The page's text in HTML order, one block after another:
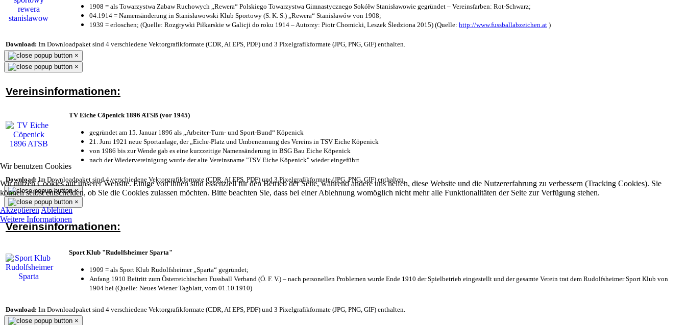
Wir benutzen Cookies
Wir nutzen Cookies auf unserer Website. Einige von ihnen sind essenziell für den Betrieb der Seite, während andere uns helfen, diese Website und die Nutzererfahrung zu verbessern (Tracking Cookies). Sie
können selbst entscheiden, ob Sie die Cookies zulassen möchten. Bitte beachten Sie, dass bei einer Ablehnung womöglich nicht mehr alle Funktionalitäten der Seite zur Verfügung stehen.
AkzeptierenAblehnen
Weitere Informationen
1908 = als Towarzystwa Zabaw Ruchowych „Rewera“ Polskiego Towarzystwa Gimnastycznego Sokółw Stanisławowie gegründet – Vereinsfarben: Rot-Schwarz;
04.1914 = Namensänderung in Stanisławowski Klub Sportowy (S. K. S.) „Rewera“ Stanisławów von 1908;
1939 = erloschen; (Quelle: Rozgrywki Piłkarskie w Galicji do roku 1914 – Autorzy: Piotr Chomicki, Leszek Śledziona 2015) (Quelle: http://www.fussballabzeichen.at )
Download: Im Downloadpaket sind 4 verschiedene Vektorgrafikformate (CDR, AI EPS, PDF) und 3 Pixelgrafikformate (JPG, PNG, GIF) enthalten.
×
×
Vereinsinformationen:
TV Eiche Cöpenick 1896 ATSB (vor 1945)
gegründet am 15. Januar 1896 als „Arbeiter-Turn- und Sport-Bund“ Köpenick
21. Juni 1921 neue Sportanlage, der „Eiche-Platz und Umbenennung des Vereins in TSV Eiche Köpenick
von 1986 bis zur Wende gab es eine kurzzeitige Namensänderung in BSG Bau Eiche Köpenick
nach der Wiedervereinigung wurde der alte Vereinsname "TSV Eiche Köpenick" wieder eingeführt
Download: Im Downloadpaket sind 4 verschiedene Vektorgrafikformate (CDR, AI EPS, PDF) und 3 Pixelgrafikformate (JPG, PNG, GIF) enthalten.
×
×
Vereinsinformationen:
Sport Klub "Rudolfsheimer Sparta"
1909 = als Sport Klub Rudolfsheimer „Sparta“ gegründet;
Anfang 1910 Beitritt zum Österreichischen Fussball Verband (Ö. F. V.) – nach personellen Problemen wurde Ende 1910 der Spielbetrieb eingestellt und der gesamte Verein trat dem Rudolfsheimer Sport Klub von
1904 bei (Quelle: Neues Wiener Tagblatt, vom 01.10.1910)
Download: Im Downloadpaket sind 4 verschiedene Vektorgrafikformate (CDR, AI EPS, PDF) und 3 Pixelgrafikformate (JPG, PNG, GIF) enthalten.
×